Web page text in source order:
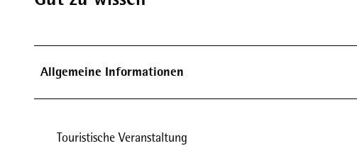
Allgemeine Informationen
Touristische Veranstaltung